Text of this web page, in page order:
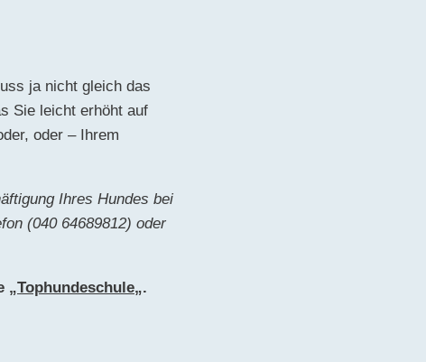
ja nicht gleich das
Sie leicht erhöht auf
oder – Ihrem
Ihres Hundes bei
(040 64689812) oder
„Tophundeschule„.